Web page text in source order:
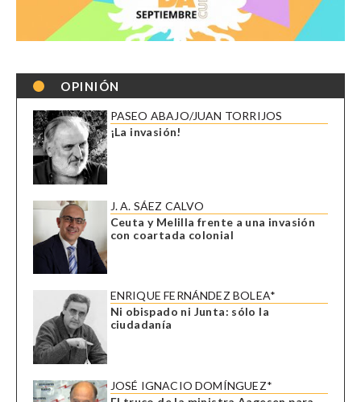
OPINIÓN
PASEO ABAJO/JUAN TORRIJOS
¡La invasión!
J. A. SÁEZ CALVO
Ceuta y Melilla frente a una invasión
con coartada colonial
ENRIQUE FERNÁNDEZ BOLEA*
Ni obispado ni Junta: sólo la
ciudadanía
JOSÉ IGNACIO DOMÍNGUEZ*